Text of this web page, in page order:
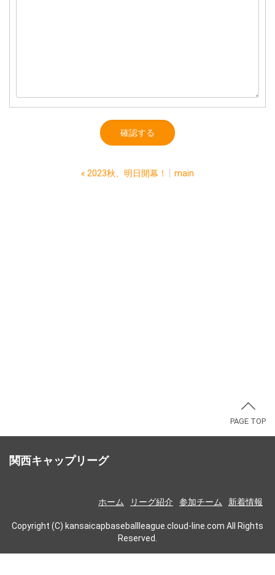
« 2023秋、明日開幕！ main
PAGE TOP
関西キャップリーグ
ホーム リーグ紹介 参加チーム 新着情報
Copyright (C) kansaicapbaseballleague.cloud-line.com All Rights
Reserved.